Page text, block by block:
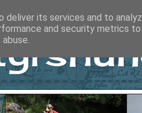
its services and to
and security metrics